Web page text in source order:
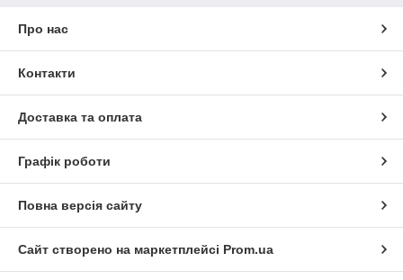
Про нас
Контакти
Доставка та оплата
Графік роботи
Повна версія сайту
Сайт створено на маркетплейсі Prom.ua